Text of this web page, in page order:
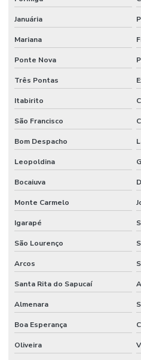
Januária
Mariana
Ponte Nova
Três Pontas
Itabirito
São Francisco
Bom Despacho
Leopoldina
Bocaiuva
Monte Carmelo
Igarapé
São Lourenço
Arcos
Santa Rita do Sapucaí
Almenara
Boa Esperança
Oliveira